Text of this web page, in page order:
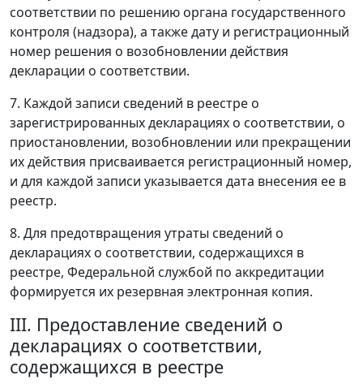
соответствии по решению органа государственного
контроля (надзора), а также дату и регистрационный
номер решения о возобновлении действия
декларации о соответствии.
7. Каждой записи сведений в реестре о
зарегистрированных декларациях о соответствии, о
приостановлении, возобновлении или прекращении
их действия присваивается регистрационный номер,
и для каждой записи указывается дата внесения ее в
реестр.
8. Для предотвращения утраты сведений о
декларациях о соответствии, содержащихся в
реестре, Федеральной службой по аккредитации
формируется их резервная электронная копия.
III. Предоставление сведений о
декларациях о соответствии,
содержащихся в реестре